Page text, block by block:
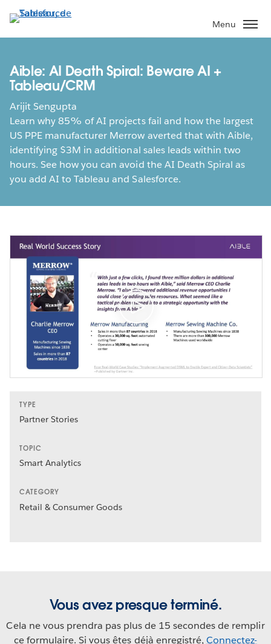
Aller
au
contenu
Menu
Aible: AI Death Spiral: Beware AI +
Tableau/CRM
Arijit Sengupta
Learn why 85% of AI projects fail and how the largest
US PPE manufacturer Merrow averted that with Aible,
identifying $3M in additional sales leads within two
hours. See how you can avoid the AI Death Spiral as
you add AI to Tableau and Salesforce.
TYPE
Partner Stories
TOPIC
Smart Analytics
CATEGORY
Retail & Consumer Goods
Vous avez presque terminé.
Cela ne vous prendra pas plus de 15 secondes de remplir
ce formulaire. Si vous êtes déjà enregistré, Connectez-